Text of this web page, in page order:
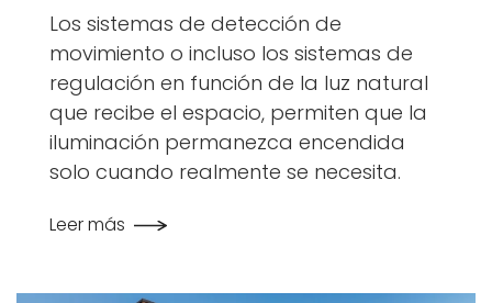
Los sistemas de detección de
movimiento o incluso los sistemas de
regulación en función de la luz natural
que recibe el espacio, permiten que la
iluminación permanezca encendida
solo cuando realmente se necesita.
Leer más